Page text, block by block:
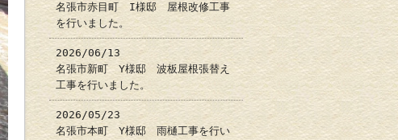
名張市赤目町 I様邸 屋根改修工事
を行いました。
2026/06/13
名張市新町 Y様邸 波板屋根張替え
工事を行いました。
2026/05/23
名張市本町 Y様邸 雨樋工事を行い